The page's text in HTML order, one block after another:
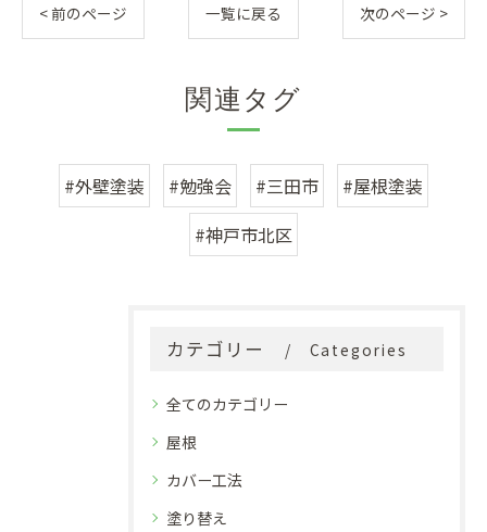
< 前のページ 一覧に戻る 次のページ >
関連タグ
#外壁塗装 #勉強会 #三田市
#屋根塗装
#神戸市北区
カテゴリー Categories
全てのカテゴリー
屋根
カバー工法
塗り替え